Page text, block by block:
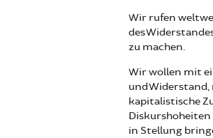
Wir rufen
des
zu machen.
Wir wollen mit
und
kapitalistische
Diskurshoheiten
in Stellung